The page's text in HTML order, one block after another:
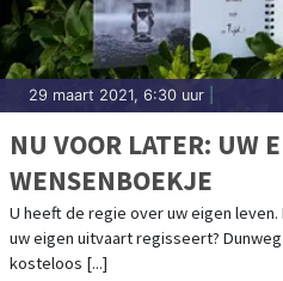
29 maart 2021, 6:30 uur
NU VOOR LATER: UW
WENSENBOEKJE
U heeft de regie over uw eigen
uw eigen uitvaart regisseert?
kosteloos [...]